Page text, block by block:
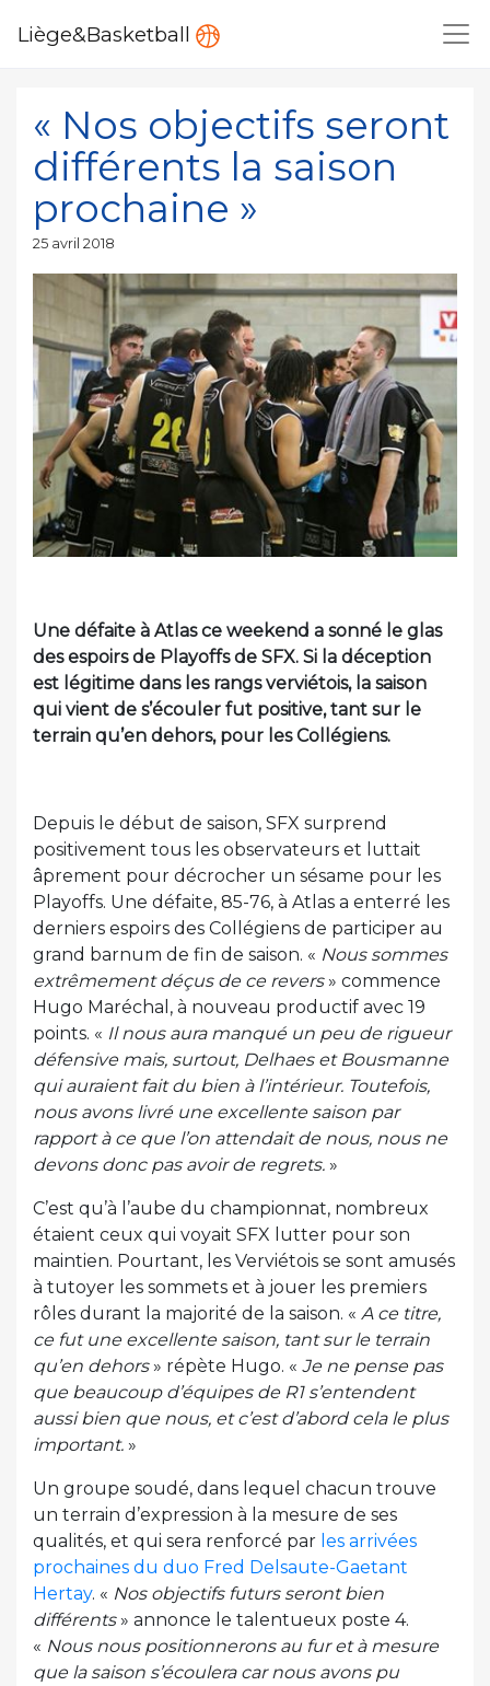
Liège&Basketball
« Nos objectifs seront
différents la saison
prochaine »
Publié
25 avril 2018
Une défaite à Atlas ce weekend a sonné le glas
des espoirs de Playoffs de SFX. Si la déception
est légitime dans les rangs verviétois, la saison
qui vient de s’écouler fut positive, tant sur le
terrain qu’en dehors, pour les Collégiens.
Depuis le début de saison, SFX surprend
positivement tous les observateurs et luttait
âprement pour décrocher un sésame pour les
Playoffs. Une défaite, 85-76, à Atlas a enterré les
derniers espoirs des Collégiens de participer au
grand barnum de fin de saison. « Nous sommes
extrêmement déçus de ce revers» commence
Hugo Maréchal, à nouveau productif avec 19
points. « Il nous aura manqué un peu de rigueur
défensive mais, surtout, Delhaes et Bousmanne
qui auraient fait du bien à l’intérieur. Toutefois,
nous avons livré une excellente saison par
rapport à ce que l’on attendait de nous, nous ne
devons donc pas avoir de regrets. »
C’est qu’à l’aube du championnat, nombreux
étaient ceux qui voyait SFX lutter pour son
maintien. Pourtant, les Verviétois se sont amusés
à tutoyer les sommets et à jouer les premiers
rôles durant la majorité de la saison. « A ce titre,
ce fut une excellente saison, tant sur le terrain
qu’en dehors» répète Hugo. « Je ne pense pas
que beaucoup d’équipes de R1 s’entendent
aussi bien que nous, et c’est d’abord cela le plus
important. »
Un groupe soudé, dans lequel chacun trouve
un terrain d’expression à la mesure de ses
qualités, et qui sera renforcé par les arrivées
prochaines du duo Fred Delsaute-Gaetant
Hertay. « Nos objectifs futurs seront bien
différents» annonce le talentueux poste 4.
« Nous nous positionnerons au fur et à mesure
que la saison s’écoulera car nous avons pu